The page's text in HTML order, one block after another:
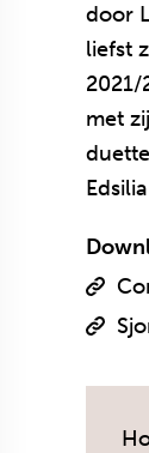
door
liefst
2021/
met